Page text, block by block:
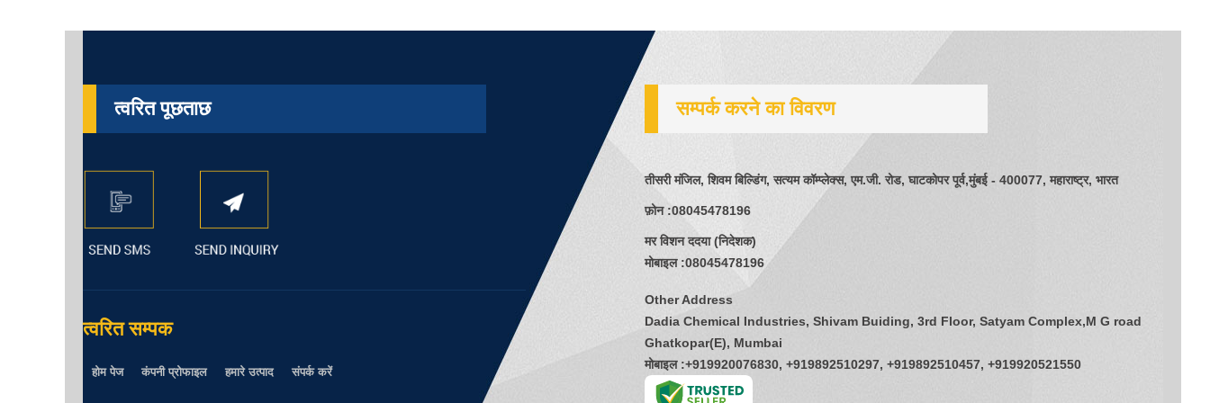
त्वरित पूछताछ
त्वरित सम्पक
होम पेज कंपनी प्रोफाइल हमारे उत्पाद संपर्क करें
सम्पर्क करने का विवरण
तीसरी मंजिल, शिवम बिल्डिंग, सत्यम कॉम्प्लेक्स, एम.जी. रोड, घाटकोपर पूर्व,मुंबई - 400077, महाराष्ट्र, भारत
फ़ोन :08045478196
मर विशन ददया(निदेशक)
मोबाइल :08045478196
Other Address
Dadia Chemical Industries, Shivam Buiding, 3rd Floor, Satyam Complex,M G road
Ghatkopar(E), Mumbai
मोबाइल :+919920076830, +919892510297, +919892510457, +919920521550